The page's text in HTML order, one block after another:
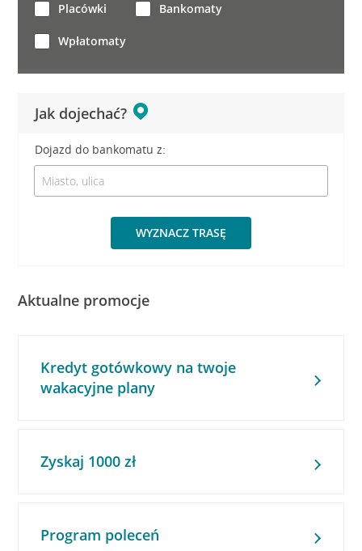
Jak dojechać?
Dojazd do bankomatu z:
WYZNACZ TRASĘ
Placówki Bankomaty
Wpłatomaty
Aktualne promocje
Kredyt gotówkowy na twoje
wakacyjne plany
Zyskaj 1000 zł
Program poleceń